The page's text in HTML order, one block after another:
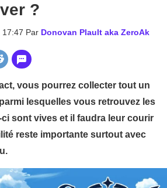
?
17:47 Par Donovan Plault aka ZeroAk
vous pourrez collecter tout un
lesquelles vous retrouvez les
sont vives et il faudra leur courir
reste importante surtout avec